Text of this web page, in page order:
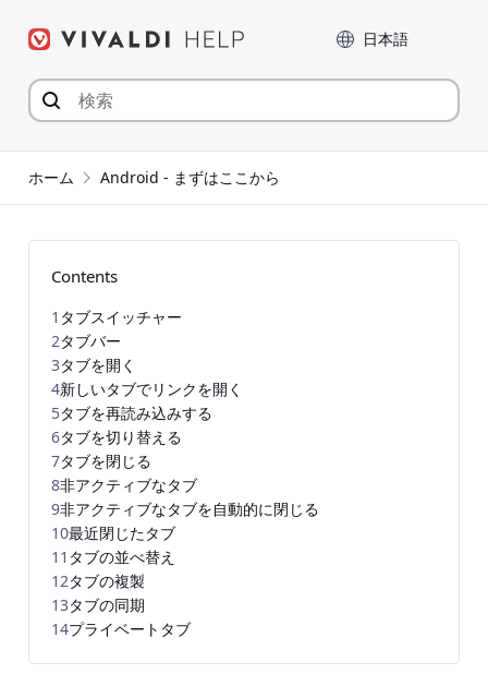
言語
ホーム Android - まずはここから
Contents
1 タブスイッチャー
2タブバー
3タブを開く
4新しいタブでリンクを開く
5タブを再読み込みする
6タブを切り替える
7タブを閉じる
8非アクティブなタブ
9非アクティブなタブを自動的に閉じる
10最近閉じたタブ
11 タブの並べ替え
12タブの複製
13タブの同期
14プライベートタブ